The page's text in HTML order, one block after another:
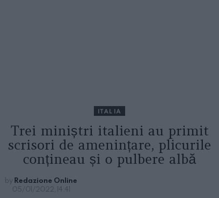
ITALIA
Trei miniștri italieni au primit
scrisori de amenințare, plicurile
conțineau și o pulbere albă
by Redazione Online
05/01/2022, 14:41